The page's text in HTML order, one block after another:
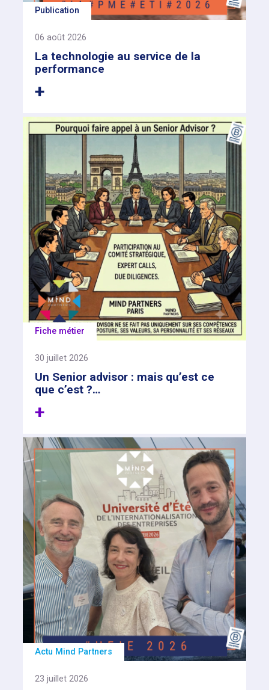
Publication
06 août 2026
La technologie au service de la
performance
Fiche métier
30 juillet 2026
Un Senior advisor : mais qu’est ce
que c’est ?…
Actu Mind Partners
23 juillet 2026